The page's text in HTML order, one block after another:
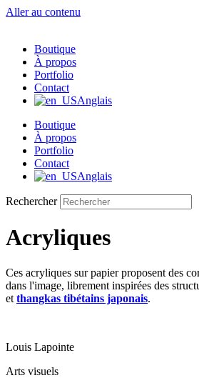
Aller au contenu
Boutique
À propos
Portfolio
Contact
Anglais
Boutique
À propos
Portfolio
Contact
Anglais
Rechercher
Acryliques
Ces acryliques sur papier proposent des
dans l'image, librement inspirées des
et thangkas tibétains japonais.
Louis Lapointe
Arts visuels